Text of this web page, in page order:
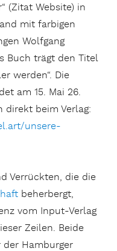
(Zitat Website) in
mit farbigen
Wolfgang
Buch trägt den Titel
werden“. Die
am 15. Mai 26.
direkt beim Verlag:
unsere-
Verrückten, die die
beherbergt,
vom Input-Verlag
Zeilen. Beide
Hamburger